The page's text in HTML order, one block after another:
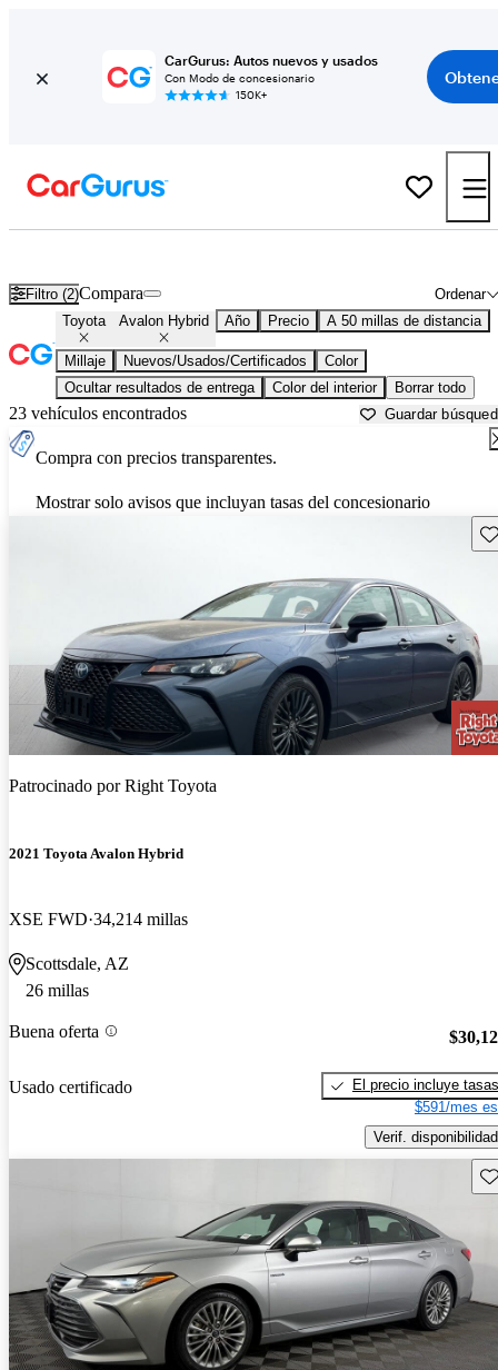
CarGurus: Autos nuevos y usados
Con Modo de concesionario
150K+
Filtro (2) Ordenar
Compara
Toyota Avalon Hybrid Año Precio A 50 millas de distancia
Millaje Nuevos/Usados/Certificados
Color
Ocultar resultados de entrega
Color del interior Borrar todo
23 vehículos encontrados Guardar
Compra con precios transparentes.
Mostrar solo avisos que incluyan tasas del concesionario
Patrocinado porRight Toyota
2021 Toyota Avalon Hybrid
XSE FWD 34,214 millas
Scottsdale, AZ
26 millas
Buena oferta
Usado certificado
El precio incluye tasas
$591/mes
Verif. disponibilidad